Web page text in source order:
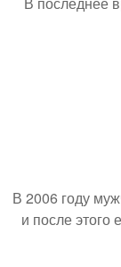
В 2006 году
и после